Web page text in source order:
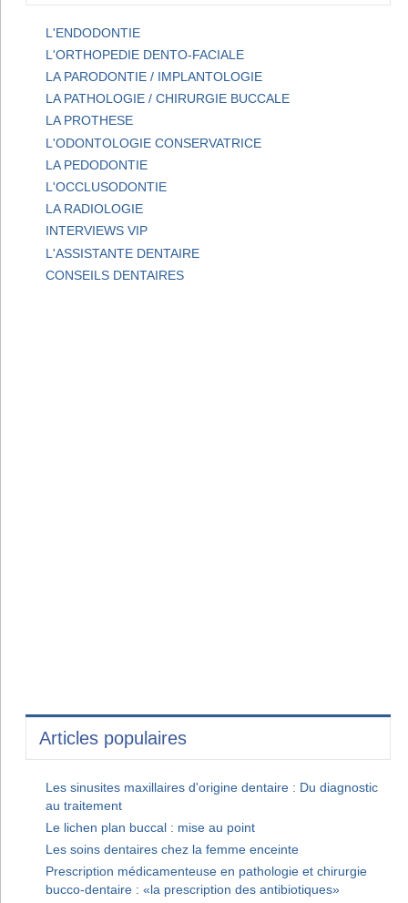
L'ENDODONTIE
L'ORTHOPEDIE DENTO-FACIALE
LA PARODONTIE / IMPLANTOLOGIE
LA PATHOLOGIE / CHIRURGIE BUCCALE
LA PROTHESE
L'ODONTOLOGIE CONSERVATRICE
LA PEDODONTIE
L'OCCLUSODONTIE
LA RADIOLOGIE
INTERVIEWS VIP
L'ASSISTANTE DENTAIRE
CONSEILS DENTAIRES
Articles populaires
Les sinusites maxillaires d'origine dentaire : Du diagnostic
au traitement
Le lichen plan buccal : mise au point
Les soins dentaires chez la femme enceinte
Prescription médicamenteuse en pathologie et chirurgie
bucco-dentaire : «la prescription des antibiotiques»